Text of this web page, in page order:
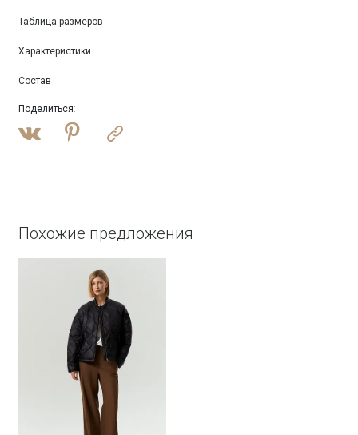
Таблица размеров
Характеристики
Состав
Поделиться:
Похожие предложения